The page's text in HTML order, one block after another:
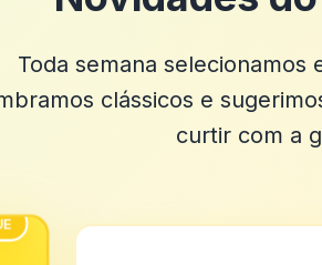
Toda semana selecionamos
clássicos e
curtir com a